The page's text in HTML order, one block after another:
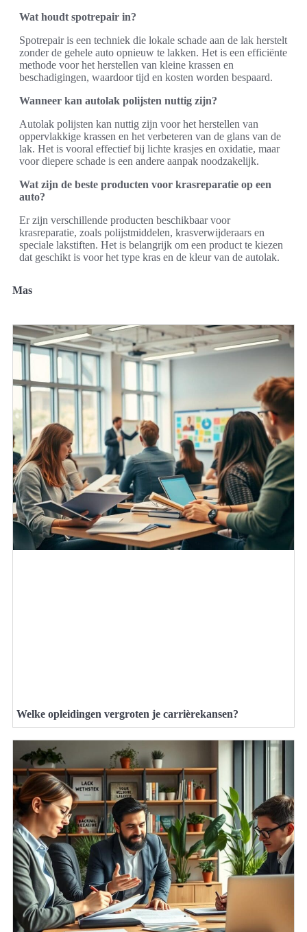
Wat houdt spotrepair in?
Spotrepair is een techniek die lokale schade aan de lak herstelt
zonder de gehele auto opnieuw te lakken. Het is een efficiënte
methode voor het herstellen van kleine krassen en
beschadigingen, waardoor tijd en kosten worden bespaard.
Wanneer kan autolak polijsten nuttig zijn?
Autolak polijsten kan nuttig zijn voor het herstellen van
oppervlakkige krassen en het verbeteren van de glans van de
lak. Het is vooral effectief bij lichte krasjes en oxidatie, maar
voor diepere schade is een andere aanpak noodzakelijk.
Wat zijn de beste producten voor krasreparatie op een
auto?
Er zijn verschillende producten beschikbaar voor
krasreparatie, zoals polijstmiddelen, krasverwijderaars en
speciale lakstiften. Het is belangrijk om een product te kiezen
dat geschikt is voor het type kras en de kleur van de autolak.
Mas
Welke opleidingen vergroten je carrièrekansen?